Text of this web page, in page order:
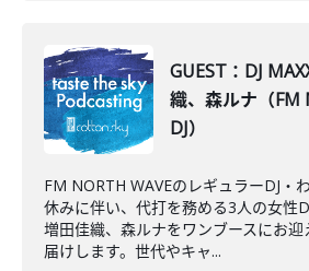
GUEST：DJ
織、森ルナ（FM
DJ）
FM NORTH WAVEのレギュラーDJ・
休みに伴い、代打を務める3人の女性
増田佳織、森ルナをワンブースにお
届けします。世代やキャ...